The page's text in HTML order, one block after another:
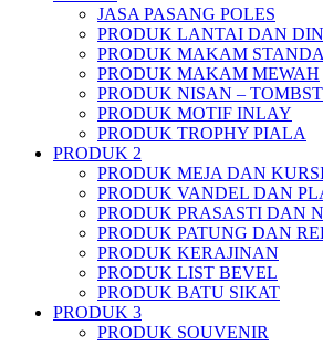
JASA PASANG POLES
PRODUK LANTAI DAN
PRODUK MAKAM
PRODUK MAKAM MEWAH
PRODUK NISAN –
PRODUK MOTIF INLAY
PRODUK TROPHY PIALA
PRODUK 2
PRODUK MEJA DAN
PRODUK VANDEL DAN
PRODUK PRASASTI DAN
PRODUK PATUNG DAN
PRODUK KERAJINAN
PRODUK LIST BEVEL
PRODUK BATU SIKAT
PRODUK 3
PRODUK SOUVENIR